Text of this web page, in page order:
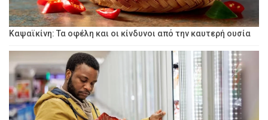
Καψαϊκίνη: Τα οφέλη και οι κίνδυνοι από την καυτερή ουσία